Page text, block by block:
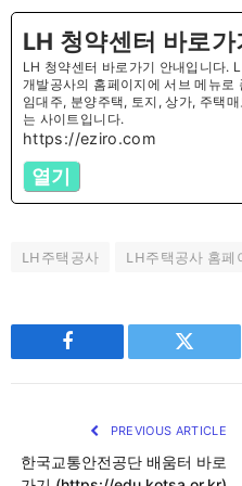
LH 청약센터 바로가
LH 청약센터 바로가기 안내입니다.
개발공사의 홈페이지에 서브 메뉴
임대주, 분양주택, 토지, 상가, 주택
는 사이트입니다.
https://eziro.com
열기
LH주택공사 LH주택공사 홈페
Facebook Twitter
PREVIOUS ARTICLE
한국교통안전공단 배움터 바로